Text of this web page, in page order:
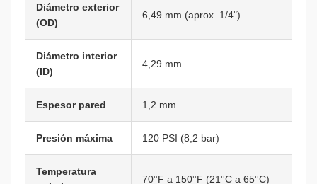
Diámetro exterior
(OD)
6,49 mm (aprox. 1/4")
Diámetro interior
(ID)
4,29 mm
Espesor pared 1,2 mm
Presión máxima 120 PSI (8,2 bar)
Temperatura
70°F a 150°F (21°C a 65°C)